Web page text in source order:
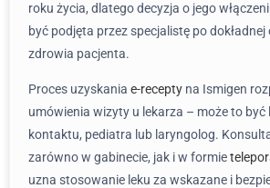
roku życia, dlatego decyzja o jego
być podjęta przez specjalistę po dokładnej
zdrowia pacjenta.
Proces uzyskania e-recepty na Ismigen
umówienia wizyty u lekarza – może to być
kontaktu, pediatra lub laryngolog.
zarówno w gabinecie, jak i w formie
uzna stosowanie leku za wskazane i